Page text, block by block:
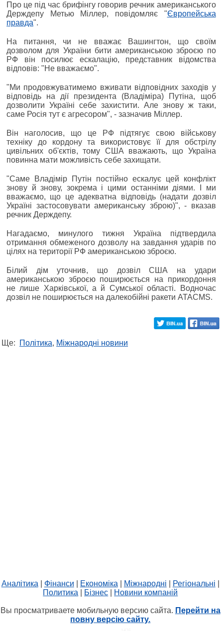
Про це під час брифінгу говорив речник американського
Держдепу Метью Міллер, повідомляє "Європейська
правда".
На питання, чи не вважає Вашингтон, що своїм
дозволом для України бити американською зброєю по
РФ він посилює ескалацію, представник відомства
відповів: "Не вважаємо".
"Ми продовжуватимемо вживати відповідних заходів у
відповідь на дії президента (Владіміра) Путіна, щоб
дозволити Україні себе захистити. Але знову ж таки,
саме Росія тут є агресором", - зазначив Міллер.
Він наголосив, що це РФ підтягує свою військову
техніку до кордону та використовує її для обстрілу
цивільних об'єктів, тому США вважають, що Україна
повинна мати можливість себе захищати.
"Саме Владімір Путін постійно ескалує цей конфлікт
знову й знову, зокрема і цими останніми діями. І ми
вважаємо, що це адекватна відповідь (надати дозвіл
Україні застосовувати американську зброю)", - вказав
речник Держдепу.
Нагадаємо, минулого тижня Україна підтвердила
отримання обмеженого дозволу на завдання ударів по
цілях на території РФ американською зброєю.
Білий дім уточнив, що дозвіл США на удари
американською зброєю поширюється на прикордоння
не лише Харківської, а й Сумської області. Водночас
дозвіл не поширюється на далекобійні ракети ATACMS.
Ще: Політика, Міжнародні новини
Аналітика Фінанси Економіка Міжнародні Регіональні
Политика
Бізнес Новини компаній
Вы просматриваете мобильную версию сайта. Перейти на
повну версію сайту.